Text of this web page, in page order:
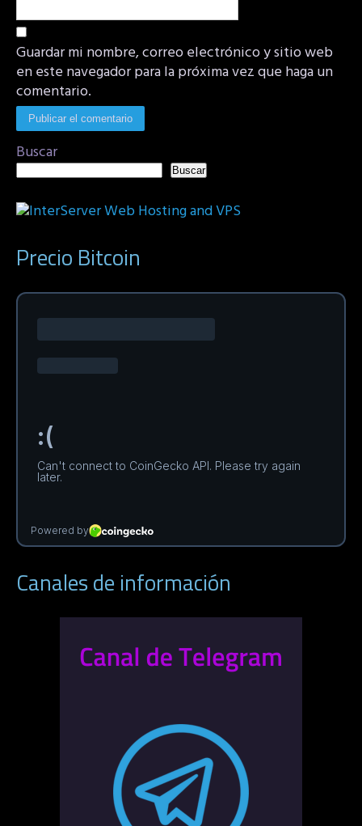
Guardar mi nombre, correo electrónico y sitio web
en este navegador para la próxima vez que haga un
comentario.
Buscar
Buscar
Precio Bitcoin
Canales de información